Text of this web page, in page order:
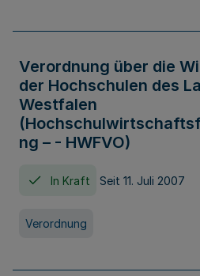
Verordnung über die
der Hochschulen des
Westfalen
ng – - HWFVO)
In Kraft Seit 11. Juli 2007
Verordnung